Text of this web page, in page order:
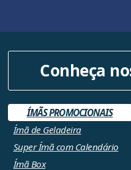
Conheça
ÍMÃS PROMOCIONAIS
Ímã de Geladeira
Super Ímã com Calendário
Ímã Box